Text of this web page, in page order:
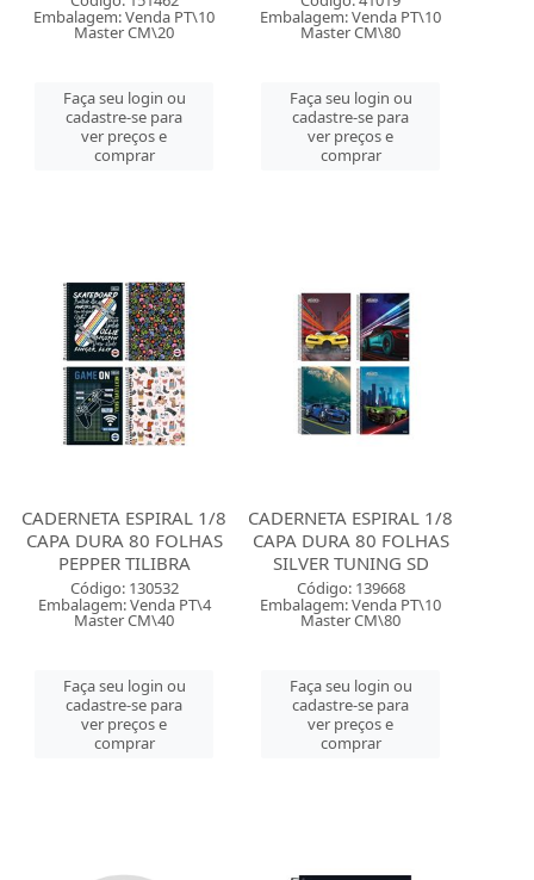
Embalagem: Venda PT\10
Master CM\20
Faça seu login ou
cadastre-se para
ver preços e
comprar
Embalagem: Venda PT\10
Master CM\80
Faça seu login ou
cadastre-se para
ver preços e
comprar
CADERNETA ESPIRAL 1/8
CAPA DURA 80 FOLHAS
PEPPER TILIBRA
Código: 130532
Embalagem: Venda PT\4
Master CM\40
Faça seu login ou
cadastre-se para
ver preços e
comprar
CADERNETA ESPIRAL 1/8
CAPA DURA 80 FOLHAS
SILVER TUNING SD
Código: 139668
Embalagem: Venda PT\10
Master CM\80
Faça seu login ou
cadastre-se para
ver preços e
comprar